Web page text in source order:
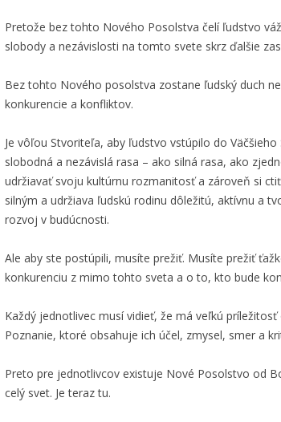
Pretože bez tohto Nového Posolstva čelí ľudstvo
slobody a nezávislosti na tomto svete skrz ďalšie
Bez tohto Nového posolstva zostane ľudský duch
konkurencie a konfliktov.
Je vôľou Stvoriteľa, aby ľudstvo vstúpilo do
slobodná a nezávislá rasa – ako silná rasa, ako
udržiavať svoju kultúrnu rozmanitosť a zároveň si
silným a udržiava ľudskú rodinu dôležitú, aktívnu a
rozvoj v budúcnosti.
Ale aby ste postúpili, musíte prežiť. Musíte prežiť
konkurenciu z mimo tohto sveta a o to, kto bude
Každý jednotlivec musí vidieť, že má veľkú
Poznanie, ktoré obsahuje ich účel, zmysel, smer a
Preto pre jednotlivcov existuje Nové Posolstvo od
celý svet. Je teraz tu.